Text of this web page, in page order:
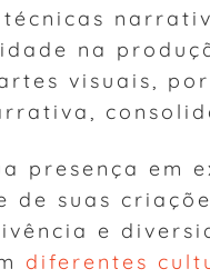
na
visuais,
presença em
de suas
e
diferentes